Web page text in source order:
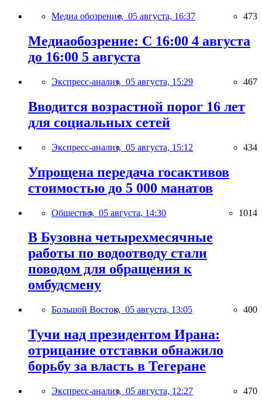
Медиа обозрение, 05 августа, 16:37 473
Медиаобозрение: С 16:00 4 августа
до 16:00 5 августа
Экспресс-анализ, 05 августа, 15:29 467
Вводится возрастной порог 16 лет
для социальных сетей
Экспресс-анализ, 05 августа, 15:12 434
Упрощена передача госактивов
стоимостью до 5 000 манатов
Общество, 05 августа, 14:30 1014
В Бузовна четырехмесячные
работы по водоотводу стали
поводом для обращения к
омбудсмену
Большой Восток, 05 августа, 13:05 400
Тучи над президентом Ирана:
отрицание отставки обнажило
борьбу за власть в Тегеране
Экспресс-анализ, 05 августа, 12:27 470